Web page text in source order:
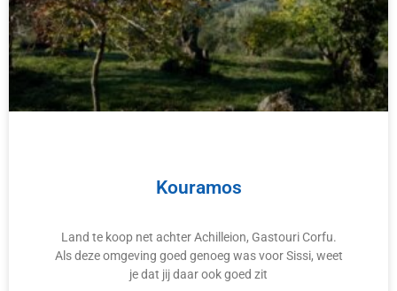
Kouramos
Land te koop net achter Achilleion, Gastouri Corfu.
Als deze omgeving goed genoeg was voor Sissi, weet
je dat jij daar ook goed zit